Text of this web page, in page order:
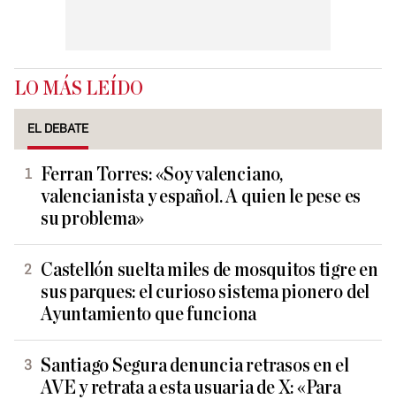
LO MÁS LEÍDO
EL DEBATE
Ferran Torres: «Soy valenciano,
valencianista y español. A quien le pese es
su problema»
Castellón suelta miles de mosquitos tigre en
sus parques: el curioso sistema pionero del
Ayuntamiento que funciona
Santiago Segura denuncia retrasos en el
AVE y retrata a esta usuaria de X: «Para